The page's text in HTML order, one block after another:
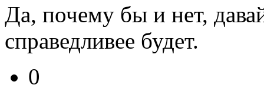
Да, почему бы и нет,
справедливее будет.
0